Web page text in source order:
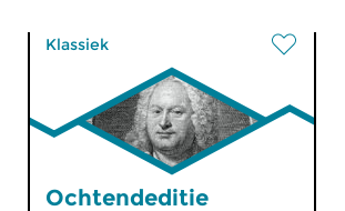
Klassiek
Ochtendeditie